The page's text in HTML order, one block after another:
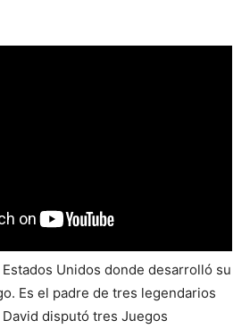
Unidos donde desarrolló su
Es el padre de tres legendarios
disputó tres Juegos